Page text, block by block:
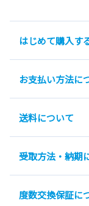
はじめて購入す
お支払い方法に
送料について
受取方法・納期
度数交換保証に